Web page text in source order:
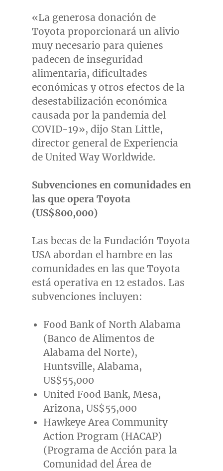
«La generosa donación de
Toyota proporcionará un alivio
muy necesario para quienes
padecen de inseguridad
alimentaria, dificultades
económicas y otros efectos de la
desestabilización económica
causada por la pandemia del
COVID-19», dijo Stan Little,
director general de Experiencia
de United Way Worldwide.
Subvenciones en comunidades en
las que opera Toyota
(US$800,000)
Las becas de la Fundación Toyota
USAabordan el hambre en las
comunidades en las que Toyota
está operativa en 12 estados. Las
subvenciones incluyen:
Food Bank of North Alabama
(Banco de Alimentos de
Alabama del Norte),
Huntsville, Alabama,
US$55,000
United Food Bank,Mesa,
Arizona,US$55,000
Hawkeye Area Community
Action Program (HACAP)
(Programa de Acción para la
Comunidad delÁrea de